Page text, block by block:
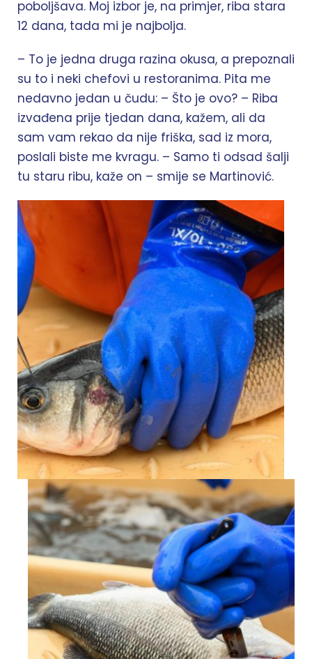
poboljšava. Moj izbor je, na primjer, riba stara
12 dana, tada mi je najbolja.
– To je jedna druga razina okusa, a prepoznali
su to i neki chefovi u restoranima. Pita me
nedavno jedan u čudu: – Što je ovo? – Riba
izvađena prije tjedan dana, kažem, ali da
sam vam rekao da nije friška, sad iz mora,
poslali biste me kvragu. – Samo ti odsad šalji
tu staru ribu, kaže on – smije se Martinović.